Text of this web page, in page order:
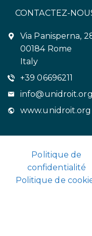
CONTACTEZ-
Via Panisperna,
00184 Rome
Italy
+39 06696211
info@unidroit.org
www.unidroit.org
Politique de
confidentialité
Politique de